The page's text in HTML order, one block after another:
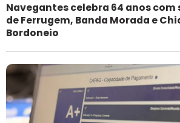
Navegantes celebra 64 anos
de Ferrugem, Banda Morada e
Bordoneio